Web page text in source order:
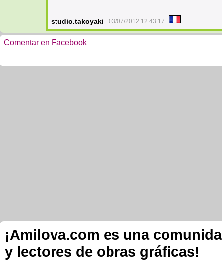
studio.takoyaki 03/07/2012 12:43:17
Comentar en Facebook
¡Amilova.com es una
y lectores de obras gráficas!